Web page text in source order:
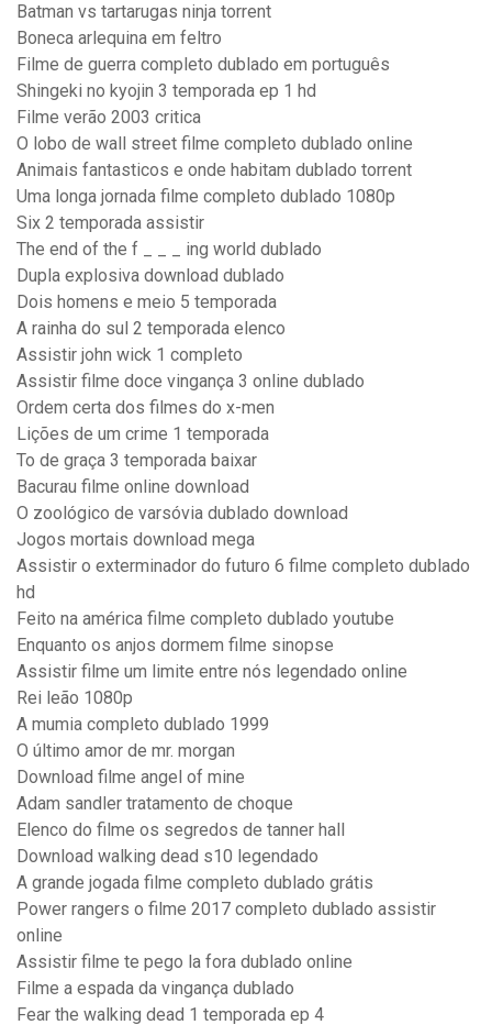
Batman vs tartarugas ninja torrent
Boneca arlequina em feltro
Filme de guerra completo dublado em português
Shingeki no kyojin 3 temporada ep 1 hd
Filme verão 2003 critica
O lobo de wall street filme completo dublado online
Animais fantasticos e onde habitam dublado torrent
Uma longa jornada filme completo dublado 1080p
Six 2 temporada assistir
The end of the f _ _ _ ing world dublado
Dupla explosiva download dublado
Dois homens e meio 5 temporada
A rainha do sul 2 temporada elenco
Assistir john wick 1 completo
Assistir filme doce vingança 3 online dublado
Ordem certa dos filmes do x-men
Lições de um crime 1 temporada
To de graça 3 temporada baixar
Bacurau filme online download
O zoológico de varsóvia dublado download
Jogos mortais download mega
Assistir o exterminador do futuro 6 filme completo dublado
hd
Feito na américa filme completo dublado youtube
Enquanto os anjos dormem filme sinopse
Assistir filme um limite entre nós legendado online
Rei leão 1080p
A mumia completo dublado 1999
O último amor de mr. morgan
Download filme angel of mine
Adam sandler tratamento de choque
Elenco do filme os segredos de tanner hall
Download walking dead s10 legendado
A grande jogada filme completo dublado grátis
Power rangers o filme 2017 completo dublado assistir
online
Assistir filme te pego la fora dublado online
Filme a espada da vingança dublado
Fear the walking dead 1 temporada ep 4